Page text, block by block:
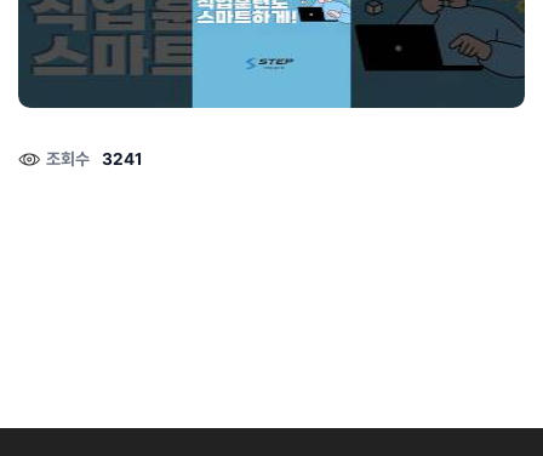
이번 글에서는 양적 연구와 질적 연구의 차이점, 각각의 장단점, 그리고 구체
적인 사례를 통해 이 두 가지 연구 방법을 이해해보겠습니다. 양적 연구란?
양적 연구(Quantitative Research)는 수량화된 데이터를 수집하고 분석
하여 연구 질문에 답하는 방법입니다. 주로 설문조사, 실험, 통계 분석 등을
통해 데이터를 얻습니다. 양적 연구는 큰 표본을 대상으로 하며, 결과를 일반
대학원 진학을 고려 중이시라구요?
대학원 진학은 많은 학생들에게 학문적, 직업적 성장을 위한 중요한 선택입
니다. 특히 교육학과, 상담학 분야의 대학원은 더욱 깊이 있는 지식과 연구
항, 졸업 요건, 논문 작성 그리고 졸업 후 진로에 대해서 알아보도록 하겠습
니다. 대학원 진학 조건 대학원 진학을 위해서는 몇 가지 기본적인 조건을 충
조회수 3241